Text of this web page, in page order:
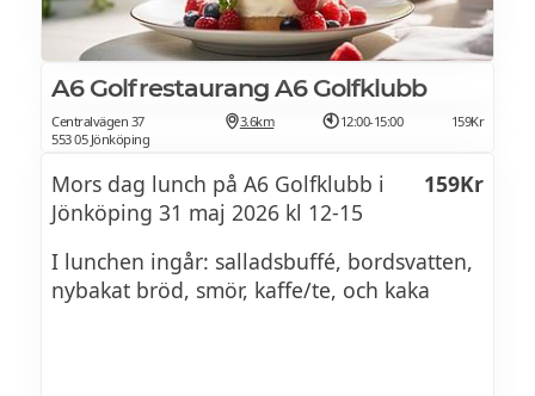
A6 Golfrestaurang A6 Golfklubb
Centralvägen 37
553 05 Jönköping
3.6km 12:00-15:00 159Kr
Mors dag lunch på A6 Golfklubb i
Jönköping 31 maj 2026 kl 12-15
159Kr
I lunchen ingår: salladsbuffé, bordsvatten,
nybakat bröd, smör, kaffe/te, och kaka